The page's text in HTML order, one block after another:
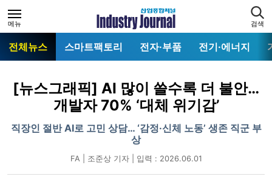
메뉴 검색
전체뉴스 스마트팩토리 전자·부품 전기·에너지
[뉴스그래픽] AI 많이 쓸수록 더 불안…
개발자 70% ‘대체 위기감’
직장인 절반 AI로 고민 상담… ‘감정·신체 노동’ 생존 직군 부
상
FA | 조준상 기자 | 입력 : 2026.06.01